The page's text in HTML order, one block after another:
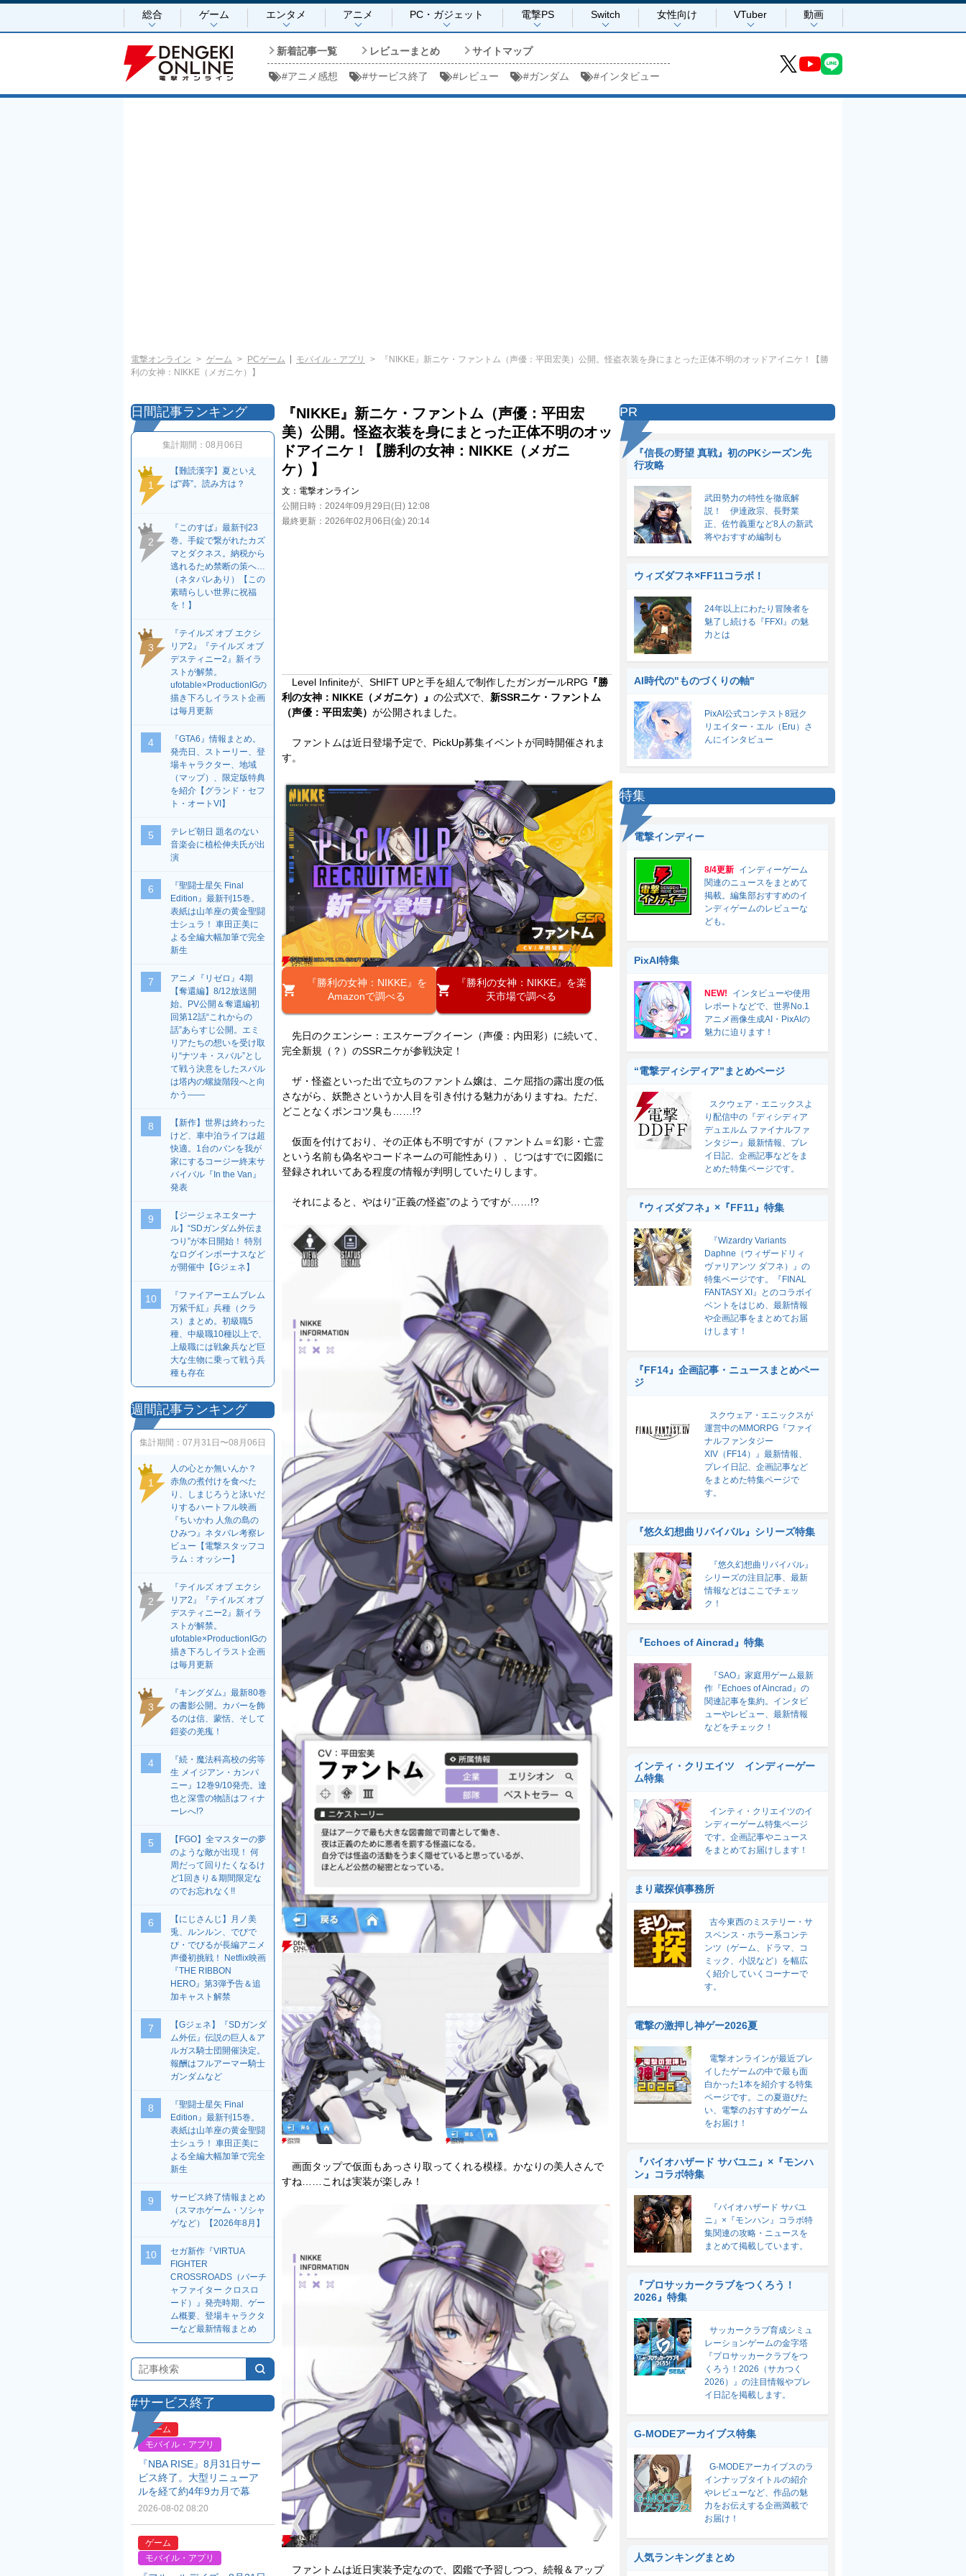
総合 ゲーム エンタメ アニメ PC・ガジェット 電撃PS Switch 女性向け VTuber 動画
新着記事一覧 レビューまとめ サイトマップ
#アニメ感想 #サービス終了 #レビュー #ガンダム #インタビュー
電撃オンライン ゲーム PCゲーム モバイル・アプリ
『NIKKE』新ニケ・ファントム（声優：平田宏美）公開。怪盗衣装を身にまとった正体不明のオッドアイニケ！【勝
利の女神：NIKKE（メガニケ）】
『NIKKE』新ニケ・ファントム（声優：平田宏
美）公開。怪盗衣装を身にまとった正体不明のオッ
ドアイニケ！【勝利の女神：NIKKE（メガニ
ケ）】
文： 電撃オンライン
公開日時： 2024年09月29日(日) 12:08
最終更新： 2026年02月06日(金) 20:14
Level Infiniteが、SHIFT UPと手を組んで制作したガンガールRPG 『勝
利の女神：NIKKE（メガニケ）』 の公式Xで、 新SSRニケ・ファントム
（声優：平田宏美） が公開されました。
ファントムは近日登場予定で、PickUp募集イベントが同時開催されま
す。
『勝利の女神：NIKKE』を
Amazonで調べる
『勝利の女神：NIKKE』を楽
天市場で調べる
先日のクエンシー：エスケープクイーン（声優：内田彩）に続いて、
完全新規（？）のSSRニケが参戦決定！
ザ・怪盗といった出で立ちのファントム嬢は、ニケ屈指の露出度の低
さながら、妖艶さというか人目を引き付ける魅力がありますね。ただ、
どことなくポンコツ臭も……!?
仮面を付けており、その正体も不明ですが（ファントム＝幻影・亡霊
という名前も偽名やコードネームの可能性あり）、じつはすでに図鑑に
登録されれいてある程度の情報が判明していたりします。
それによると、やはり“正義の怪盗”のようですが……!?
画面タップで仮面もあっさり取ってくれる模様。かなりの美人さんで
すね……これは実装が楽しみ！
ファントムは近日実装予定なので、図鑑で予習しつつ、続報＆アップ
日間記事ランキング
集計期間： 08月06日
1
【難読漢字】夏といえ
ば“蕣”。読み方は？
2
『このすば』最新刊23
巻。手錠で繋がれたカズ
マとダクネス。納税から
逃れるため禁断の策へ…
（ネタバレあり）【この
素晴らしい世界に祝福
を！】
3
『テイルズ オブ エクシ
リア2』『テイルズ オブ
デスティニー2』新イラ
ストが解禁。
ufotable×ProductionIGの
描き下ろしイラスト企画
は毎月更新
4
『GTA6』情報まとめ。
発売日、ストーリー、登
場キャラクター、地域
（マップ）、限定版特典
を紹介【グランド・セフ
ト・オートVI】
5
テレビ朝日 題名のない
音楽会に植松伸夫氏が出
演
6
『聖闘士星矢 Final
Edition』最新刊15巻。
表紙は山羊座の黄金聖闘
士シュラ！ 車田正美に
よる全編大幅加筆で完全
新生
7
アニメ『リゼロ』4期
【奪還編】8/12放送開
始。PV公開＆奪還編初
回第12話“これからの
話”あらすじ公開。エミ
リアたちの想いを受け取
り“ナツキ・スバル”とし
て戦う決意をしたスバル
は塔内の螺旋階段へと向
かう――
8
【新作】世界は終わった
けど、車中泊ライフは超
快適。1台のバンを我が
家にするコージー終末サ
バイバル『In the Van』
発表
9
【ジージェネエターナ
ル】“SDガンダム外伝ま
つり”が本日開始！ 特別
なログインボーナスなど
が開催中【Gジェネ】
10
『ファイアーエムブレム
万紫千紅』兵種（クラ
ス）まとめ。初級職5
種、中級職10種以上で、
上級職には戦象兵など巨
大な生物に乗って戦う兵
種も存在
週間記事ランキング
集計期間： 07月31日〜08月06日
1
人の心とか無いんか？
赤魚の煮付けを食べた
り、しまじろうと泳いだ
りするハートフル映画
『ちいかわ 人魚の島の
ひみつ』ネタバレ考察レ
ビュー【電撃スタッフコ
ラム：オッシー】
2
『テイルズ オブ エクシ
リア2』『テイルズ オブ
デスティニー2』新イラ
ストが解禁。
ufotable×ProductionIGの
描き下ろしイラスト企画
は毎月更新
3
『キングダム』最新80巻
の書影公開。カバーを飾
るのは信、蒙恬、そして
鎧姿の羌瘣！
4
『続・魔法科高校の劣等
生 メイジアン・カンパ
ニー』12巻9/10発売。達
也と深雪の物語はフィナ
ーレへ!?
5
【FGO】全マスターの夢
のような敵が出現！ 何
周だって回りたくなるけ
ど1回きり＆期間限定な
のでお忘れなく!!
6
【にじさんじ】月ノ美
兎、ルンルン、でびで
び・でびるが長編アニメ
声優初挑戦！ Netflix映画
『THE RIBBON
HERO』第3弾予告＆追
加キャスト解禁
7
【Gジェネ】『SDガンダ
ム外伝』伝説の巨人＆ア
ルガス騎士団開催決定。
報酬はフルアーマー騎士
ガンダムなど
8
『聖闘士星矢 Final
Edition』最新刊15巻。
表紙は山羊座の黄金聖闘
士シュラ！ 車田正美に
よる全編大幅加筆で完全
新生
9
サービス終了情報まとめ
（スマホゲーム・ソシャ
ゲなど）【2026年8月】
10
セガ新作『VIRTUA
FIGHTER
CROSSROADS（バーチ
ャファイター クロスロ
ード）』発売時期、ゲー
ム概要、登場キャラクタ
ーなど最新情報まとめ
#サービス終了
ゲーム
モバイル・アプリ
『NBA RISE』8月31日サー
ビス終了。大型リニューア
ルを経て約4年9カ月で幕
2026-08-02 08:20
ゲーム
モバイル・アプリ
PR
『信長の野望 真戦』初のPKシーズン先
行攻略
武田勢力の特性を徹底解
説！ 伊達政宗、長野業
正、佐竹義重など8人の新武
将やおすすめ編制も
ウィズダフネ×FF11コラボ！
24年以上にわたり冒険者を
魅了し続ける『FFXI』の魅
力とは
AI時代の"ものづくりの軸"
PixAI公式コンテスト8冠ク
リエイター・エル（Eru）さ
んにインタビュー
特集
電撃インディー
8/4更新 インディーゲーム
関連のニュースをまとめて
掲載。編集部おすすめのイ
ンディゲームのレビューな
ども。
PixAI特集
NEW!
インタビューや使用
レポートなどで、世界No.1
アニメ画像生成AI・PixAIの
魅力に迫ります！
“電撃ディシディア”まとめページ
スクウェア・エニックスよ
り配信中の『ディシディア
デュエルム ファイナルファ
ンタジー』最新情報、プレ
イ日記、企画記事などをま
とめた特集ページです。
『ウィズダフネ』×『FF11』特集
『Wizardry Variants
Daphne（ウィザードリィ
ヴァリアンツ ダフネ）』の
特集ページです。『FINAL
FANTASY XI』とのコラボイ
ベントをはじめ、最新情報
や企画記事をまとめてお届
けします！
『FF14』企画記事・ニュースまとめペー
ジ
スクウェア・エニックスが
運営中のMMORPG『ファイ
ナルファンタジー
XIV（FF14）』最新情報、
プレイ日記、企画記事など
をまとめた特集ページで
す。
『悠久幻想曲リバイバル』シリーズ特集
『悠久幻想曲リバイバル』
シリーズの注目記事、最新
情報などはここでチェッ
ク！
『Echoes of Aincrad』特集
『SAO』家庭用ゲーム最新
作『Echoes of Aincrad』の
関連記事を集約。インタビ
ューやレビュー、最新情報
などをチェック！
インティ・クリエイツ インディーゲー
ム特集
インティ・クリエイツのイ
ンディーゲーム特集ページ
です。企画記事やニュース
をまとめてお届けします！
まり蔵探偵事務所
古今東西のミステリー・サ
スペンス・ホラー系コンテ
ンツ（ゲーム、ドラマ、コ
ミック、小説など）を幅広
く紹介していくコーナーで
す。
電撃の激押し神ゲー2026夏
電撃オンラインが最近プレ
イしたゲームの中で最も面
白かった1本を紹介する特集
ページです。この夏遊びた
い、電撃のおすすめゲーム
をお届け！
『バイオハザード サバユニ』×『モンハ
ン』コラボ特集
『バイオハザード サバユ
ニ』×『モンハン』コラボ特
集関連の攻略・ニュースを
まとめて掲載しています。
『プロサッカークラブをつくろう！
2026』特集
サッカークラブ育成シミュ
レーションゲームの金字塔
『プロサッカークラブをつ
くろう！2026（サカつく
2026）』の注目情報やプレ
イ日記を掲載します。
G-MODEアーカイブス特集
G-MODEアーカイブスのラ
インナップタイトルの紹介
やレビューなど、作品の魅
力をお伝えする企画満載で
お届け！
人気ランキングまとめ